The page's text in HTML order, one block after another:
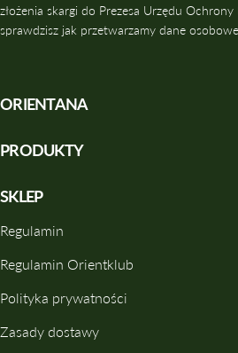
złożenia skargi do Prezesa Urzędu
sprawdzisz jak przetwarzamy dane osobowe
ORIENTANA
PRODUKTY
SKLEP
Regulamin
Regulamin Orientklub
Polityka prywatności
Zasady dostawy